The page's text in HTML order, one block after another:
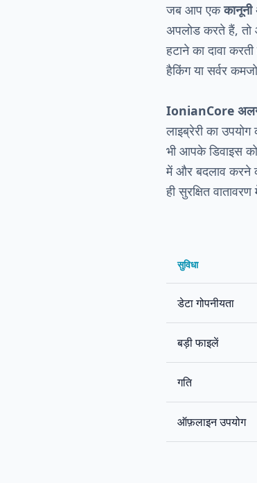
जब आप एक
अपलोड करते हैं, तो
हटाने का दावा
हैकिंग या सर्वर
IonianCore
लाइब्रेरी का
भी आपके डिवाइस
में और बदलाव करने
ही सुरक्षित वातावरण
सुविधा
डेटा गोपनीयता
बड़ी फाइलें
गति
ऑफ़लाइन उपयोग